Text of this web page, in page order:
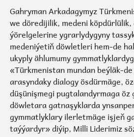
Gahryman Arkadagymyz
we döredijilik, medeni
ýörelgelerine ygrarlydygyny
medeniýetiň döwletleri hem-de
ukyply ählumumy
«Türkmenistan mundan beýläk-
arasyndaky dialogy ösdürmäge,
düşünişmegi pugtalandyrmaga öz
döwletara gatnaşyklarda
gymmatlyklary ilerletmäge işjeň
taýýardyr» diýip, Milli Liderimiz